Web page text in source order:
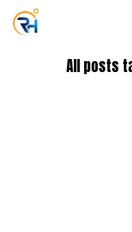
All posts